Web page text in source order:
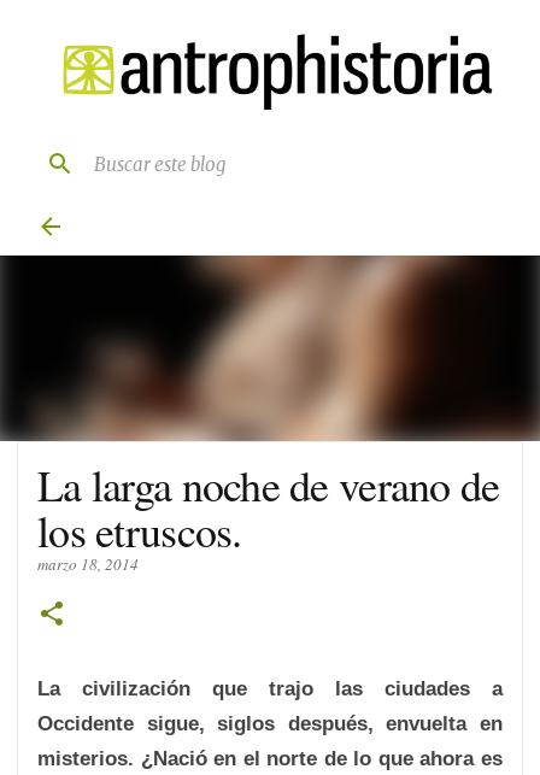
Ir al contenido principal
La larga noche de verano de
los etruscos.
marzo 18, 2014
La civilización que trajo las ciudades a
Occidente sigue, siglos después, envuelta en
misterios. ¿Nació en el norte de lo que ahora es